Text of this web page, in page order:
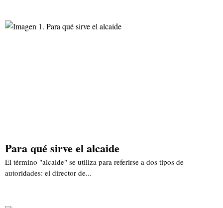
Para qué sirve el alcaide
El término "alcaide" se utiliza para referirse a dos tipos de
autoridades: el director de...